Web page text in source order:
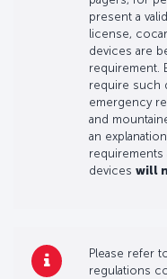
present a
license,
devices are
requirement.
require such
emergency
and
an
devices will
Please refer
regulations